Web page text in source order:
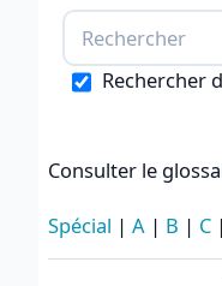
Rechercher
Consulter le
Spécial | A | B | C |